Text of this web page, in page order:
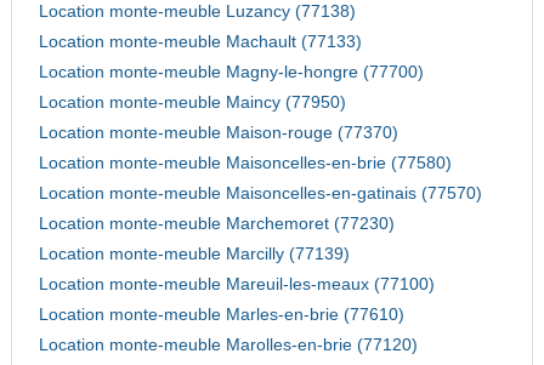
Location monte-meuble Luzancy (77138)
Location monte-meuble Machault (77133)
Location monte-meuble Magny-le-hongre (77700)
Location monte-meuble Maincy (77950)
Location monte-meuble Maison-rouge (77370)
Location monte-meuble Maisoncelles-en-brie (77580)
Location monte-meuble Maisoncelles-en-gatinais (77570)
Location monte-meuble Marchemoret (77230)
Location monte-meuble Marcilly (77139)
Location monte-meuble Mareuil-les-meaux (77100)
Location monte-meuble Marles-en-brie (77610)
Location monte-meuble Marolles-en-brie (77120)